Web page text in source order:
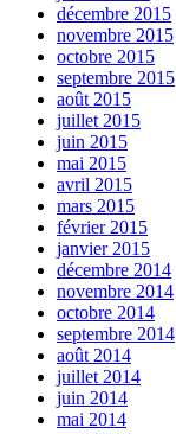
décembre 2015
novembre 2015
octobre 2015
septembre 2015
août 2015
juillet 2015
juin 2015
mai 2015
avril 2015
mars 2015
février 2015
janvier 2015
décembre 2014
novembre 2014
octobre 2014
septembre 2014
août 2014
juillet 2014
juin 2014
mai 2014